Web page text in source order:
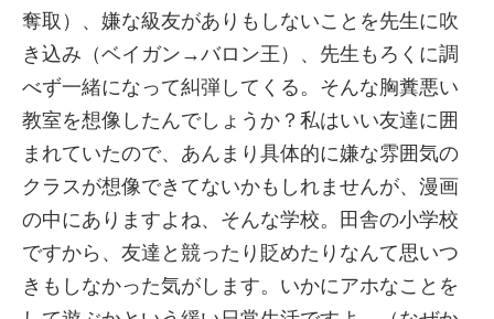
奪取）、嫌な級友がありもしないことを先生に吹
き込み（ベイガン→バロン王）、先生もろくに調
べず一緒になって糾弾してくる。そんな胸糞悪い
教室を想像したんでしょうか？私はいい友達に囲
まれていたので、あんまり具体的に嫌な雰囲気の
クラスが想像できてないかもしれませんが、漫画
の中にありますよね、そんな学校。田舎の小学校
ですから、友達と競ったり貶めたりなんて思いつ
きもしなかった気がします。いかにアホなことを